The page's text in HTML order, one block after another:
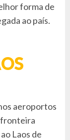
forma de
ao país.
aeroportos
fronteira
Laos de